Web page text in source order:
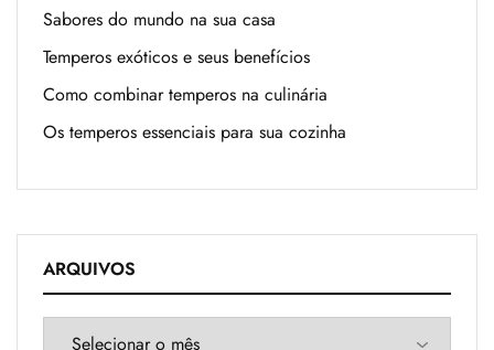
Sabores do mundo na sua casa
Temperos exóticos e seus benefícios
Como combinar temperos na culinária
Os temperos essenciais para sua cozinha
ARQUIVOS